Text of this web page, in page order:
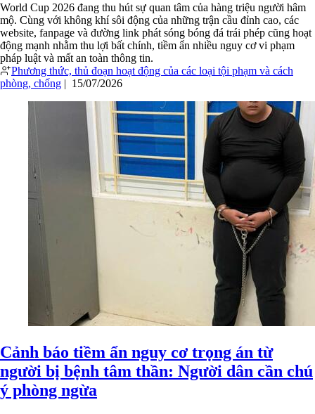
World Cup 2026 đang thu hút sự quan tâm của hàng triệu người hâm
mộ. Cùng với không khí sôi động của những trận cầu đỉnh cao, các
website, fanpage và đường link phát sóng bóng đá trái phép cũng hoạt
động mạnh nhằm thu lợi bất chính, tiềm ẩn nhiều nguy cơ vi phạm
pháp luật và mất an toàn thông tin.
Phương thức, thủ đoạn hoạt động của các loại tội phạm và cách
phòng, chống | 15/07/2026
Cảnh báo tiềm ẩn nguy cơ trọng án từ
người bị bệnh tâm thần: Người dân cần chú
ý phòng ngừa